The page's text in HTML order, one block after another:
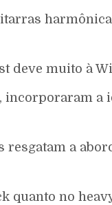
deve muito à
a
resgatam a
quanto no